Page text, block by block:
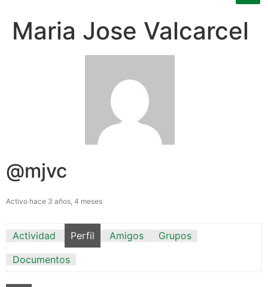
Maria Jose Valcarcel
@mjvc
Activo hace 3 años, 4 meses
Actividad Perfil Amigos
Grupos
Documentos